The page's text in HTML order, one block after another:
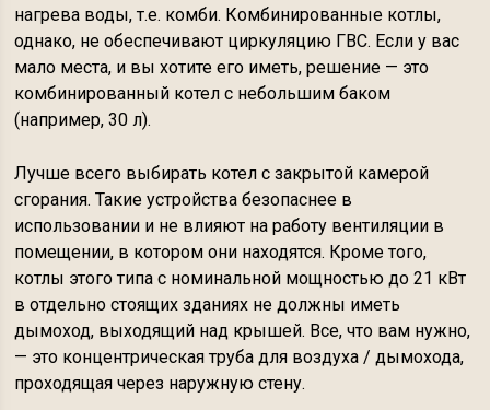
нагрева воды, т.е. комби. Комбинированные котлы,
однако, не обеспечивают циркуляцию ГВС. Если у вас
мало места, и вы хотите его иметь, решение — это
комбинированный котел с небольшим баком
(например, 30 л).
Лучше всего выбирать котел с закрытой камерой
сгорания. Такие устройства безопаснее в
использовании и не влияют на работу вентиляции в
помещении, в котором они находятся. Кроме того,
котлы этого типа с номинальной мощностью до 21 кВт
в отдельно стоящих зданиях не должны иметь
дымоход, выходящий над крышей. Все, что вам нужно,
— это концентрическая труба для воздуха / дымохода,
проходящая через наружную стену.